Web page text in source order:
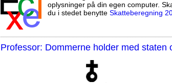
oplysninger på din egen computer.
du i stedet benytte Skatteberegning
Professor: Dommerne holder med staten